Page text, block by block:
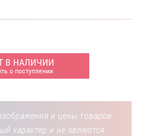
В НАЛИЧИИ
о поступлении
и цены товаров
характер и не являются